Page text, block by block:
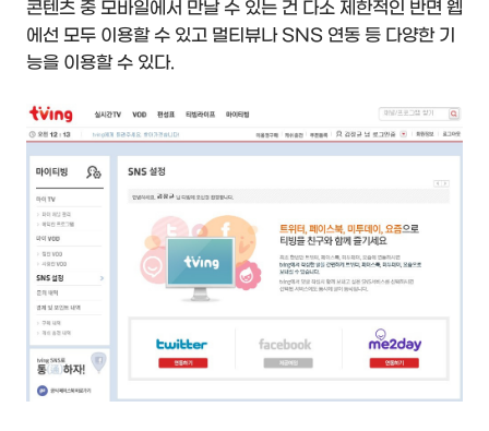
콘텐츠 중 모바일에서 만날 수 있는 건 다소 제한적인 반면 웹
에선 모두 이용할 수 있고 멀티뷰나 SNS 연동 등 다양한 기
능을 이용할 수 있다.